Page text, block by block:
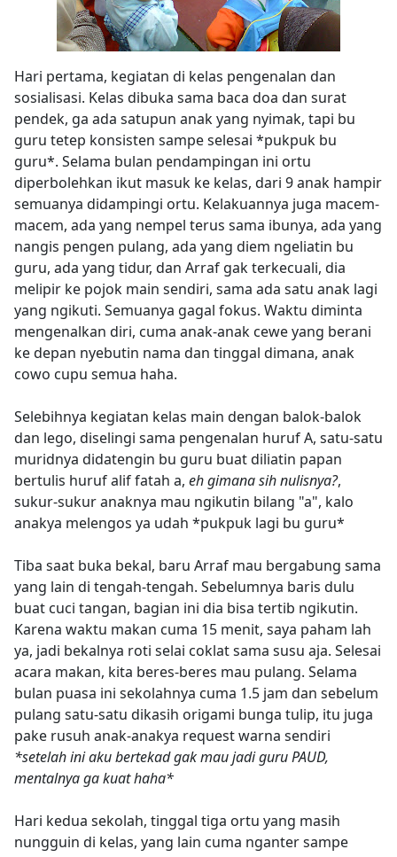
Hari pertama, kegiatan di kelas pengenalan dan
sosialisasi. Kelas dibuka sama baca doa dan surat
pendek, ga ada satupun anak yang nyimak, tapi bu
guru tetep konsisten sampe selesai *pukpuk bu
guru*. Selama bulan pendampingan ini ortu
diperbolehkan ikut masuk ke kelas, dari 9 anak hampir
semuanya didampingi ortu. Kelakuannya juga macem-
macem, ada yang nempel terus sama ibunya, ada yang
nangis pengen pulang, ada yang diem ngeliatin bu
guru, ada yang tidur, dan Arraf gak terkecuali, dia
melipir ke pojok main sendiri, sama ada satu anak lagi
yang ngikuti. Semuanya gagal fokus. Waktu diminta
mengenalkan diri, cuma anak-anak cewe yang berani
ke depan nyebutin nama dan tinggal dimana, anak
cowo cupu semua haha.
Selebihnya kegiatan kelas main dengan balok-balok
dan lego, diselingi sama pengenalan huruf A, satu-satu
muridnya didatengin bu guru buat diliatin papan
bertulis huruf alif fatah a, eh gimana sih nulisnya?,
sukur-sukur anaknya mau ngikutin bilang "a", kalo
anakya melengos ya udah *pukpuk lagi bu guru*
Tiba saat buka bekal, baru Arraf mau bergabung sama
yang lain di tengah-tengah. Sebelumnya baris dulu
buat cuci tangan, bagian ini dia bisa tertib ngikutin.
Karena waktu makan cuma 15 menit, saya paham lah
ya, jadi bekalnya roti selai coklat sama susu aja. Selesai
acara makan, kita beres-beres mau pulang. Selama
bulan puasa ini sekolahnya cuma 1.5 jam dan sebelum
pulang satu-satu dikasih origami bunga tulip, itu juga
pake rusuh anak-anakya request warna sendiri
*setelah ini aku bertekad gak mau jadi guru PAUD,
mentalnya ga kuat haha*
Hari kedua sekolah, tinggal tiga ortu yang masih
nungguin di kelas, yang lain cuma nganter sampe